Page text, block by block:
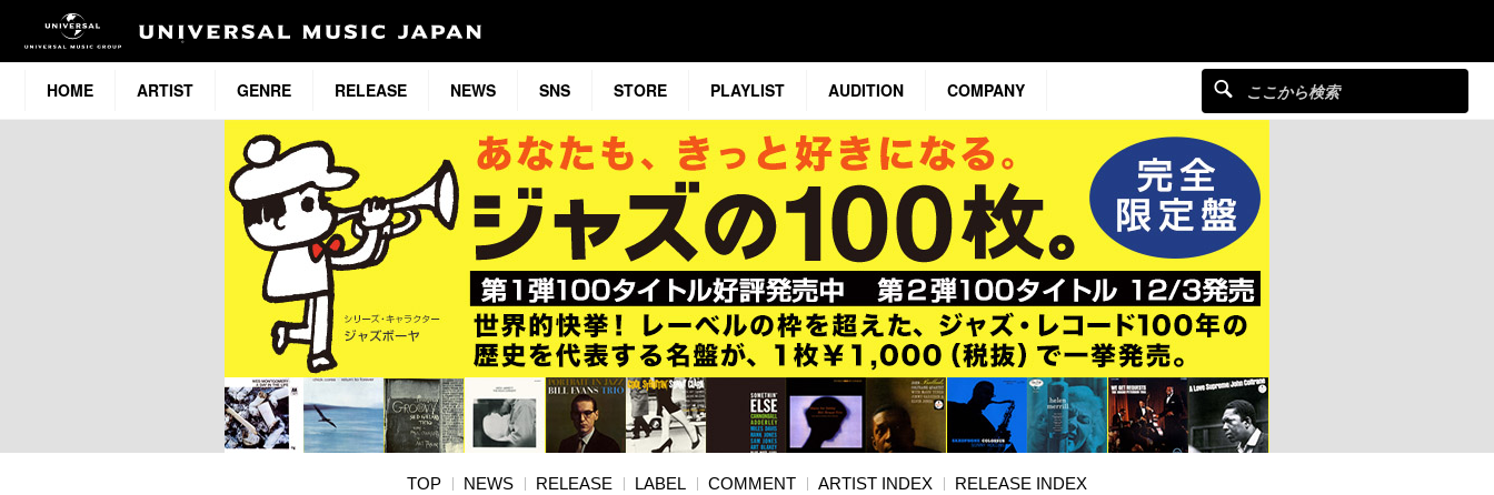
HOME ARTIST GENRE RELEASE NEWS SNS STORE PLAYLIST AUDITION COMPANY
TOP NEWS RELEASE LABEL COMMENT ARTIST INDEX RELEASE INDEX